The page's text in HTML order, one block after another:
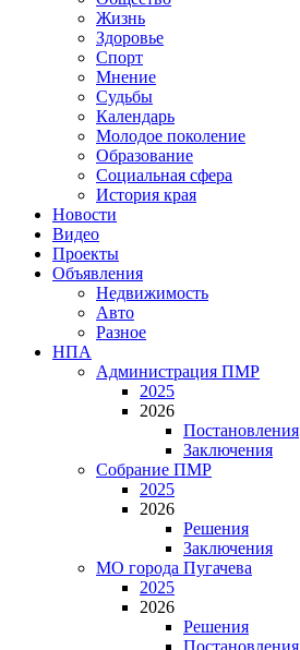
Жизнь
Здоровье
Спорт
Мнение
Судьбы
Календарь
Молодое поколение
Образование
Социальная сфера
История края
Новости
Видео
Проекты
Объявления
Недвижимость
Авто
Разное
НПА
Администрация ПМР
2025
2026
Постановления
Заключения
Собрание ПМР
2025
2026
Решения
Заключения
МО города Пугачева
2025
2026
Решения
Постановления